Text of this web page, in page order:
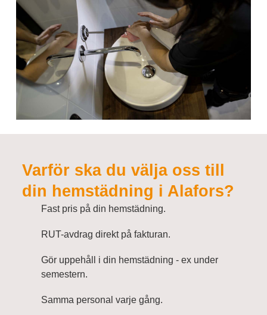
Varför ska du välja oss till
din hemstädning i Alafors?
Fast pris på din hemstädning.
RUT-avdrag direkt på fakturan.
Gör uppehåll i din hemstädning - ex under
semestern.
Samma personal varje gång.